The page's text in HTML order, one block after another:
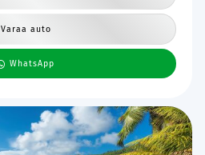
Varaa auto
WhatsApp